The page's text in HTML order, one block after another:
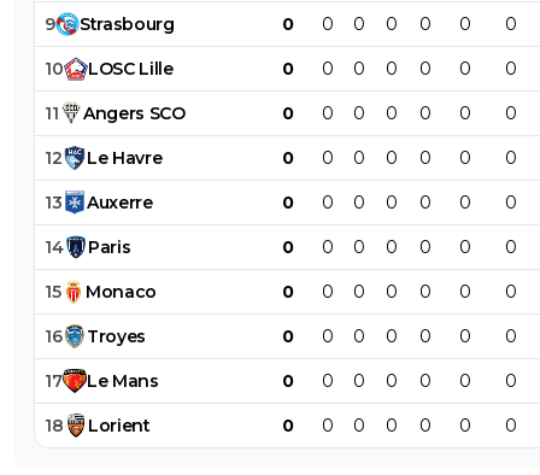
9 Strasbourg 0 0 0 0 0 0 0
10 LOSC Lille 0 0 0 0 0 0 0
11 Angers SCO 0 0 0 0 0 0 0
12 Le Havre 0 0 0 0 0 0 0
13 Auxerre 0 0 0 0 0 0 0
14 Paris 0 0 0 0 0 0 0
15 Monaco 0 0 0 0 0 0 0
16 Troyes 0 0 0 0 0 0 0
17 Le Mans 0 0 0 0 0 0 0
18 Lorient 0 0 0 0 0 0 0